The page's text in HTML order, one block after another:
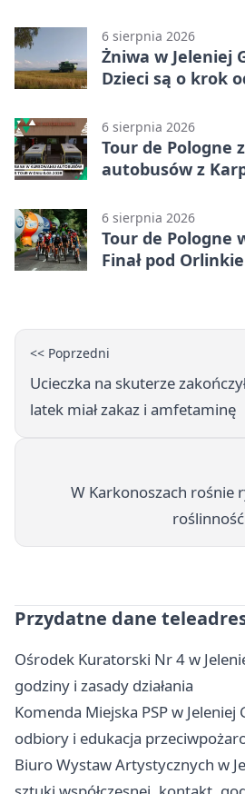
6 sierpnia 2026
Żniwa w Jeleniej
Dzieci są o krok
6 sierpnia 2026
Tour de Pologne
autobusów z
6 sierpnia 2026
Tour de Pologne
Finał pod
<< Poprzedni
Ucieczka na skuterze
latek miał zakaz i amfetaminę
W Karkonoszach rośnie
Przydatne dane
Ośrodek Kuratorski Nr 4 w
godziny i zasady działania
Komenda Miejska PSP w Jeleniej
odbiory i edukacja
Biuro Wystaw Artystycznych w